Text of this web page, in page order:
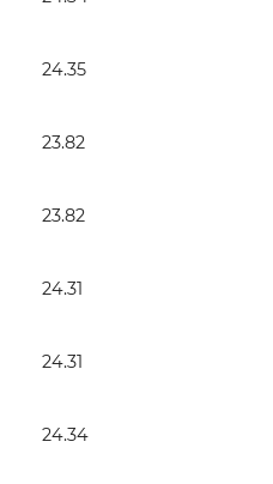
24.35
23.82
23.82
24.31
24.31
24.34